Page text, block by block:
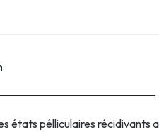
états pélliculaires récidivants